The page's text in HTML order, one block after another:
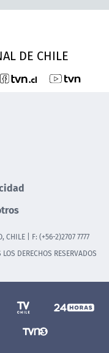
DE CHILE
CHILE | F: (+56-2)2707 7777
DERECHOS RESERVADOS